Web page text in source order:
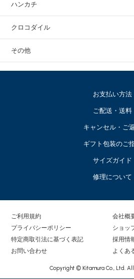
ハンカチ
クロコダイル
その他
お支払い方法
ご配送・送料
キャンセル・ご
ギフト包装のご
サイズガイド
修理について
ご利用規約
プライバシーポリシー
特定商取引法に基づく表記
お問い合わせ
会社概
ショッ
採用情
よくあ
Copyright © Kitamura Co., Ltd.